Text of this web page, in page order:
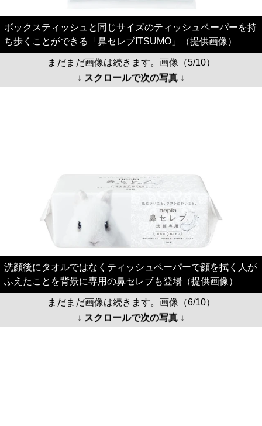
ボックスティッシュと同じサイズのティッシュペーパーを持
ち歩くことができる「鼻セレブITSUMO」（提供画像）
まだまだ画像は続きます。画像（5/10）
↓ スクロールで次の写真 ↓
洗顔後にタオルではなくティッシュペーパーで顔を拭く人が
ふえたことを背景に専用の鼻セレブも登場（提供画像）
まだまだ画像は続きます。画像（6/10）
↓ スクロールで次の写真 ↓